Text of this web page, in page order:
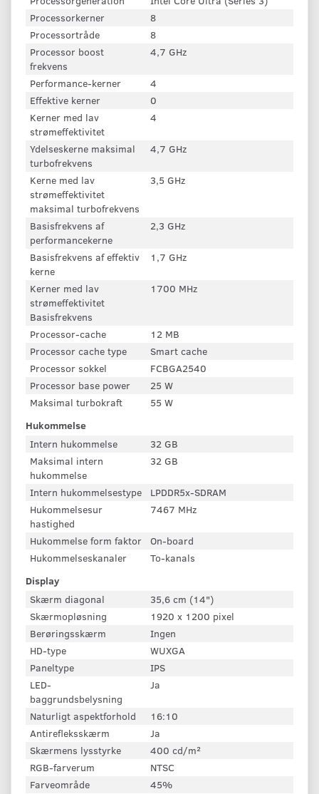
Processorkerner
8
Processortråde
8
Processor boost
frekvens
4,7 GHz
Performance-kerner
4
Effektive kerner
0
Kerner med lav
strømeffektivitet
4
Ydelseskerne maksimal
turbofrekvens
4,7 GHz
Kerne med lav
strømeffektivitet
maksimal turbofrekvens
3,5 GHz
Basisfrekvens af
performancekerne
2,3 GHz
Basisfrekvens af effektiv
kerne
1,7 GHz
Kerner med lav
strømeffektivitet
Basisfrekvens
1700 MHz
Processor-cache
12 MB
Processor cache type
Smart cache
Processor sokkel
FCBGA2540
Processor base power
25 W
Maksimal turbokraft
55 W
Hukommelse
Intern hukommelse
32 GB
Maksimal intern
hukommelse
32 GB
Intern hukommelsestype
LPDDR5x-SDRAM
Hukommelsesur
hastighed
7467 MHz
Hukommelse form faktor
On-board
Hukommelseskanaler
To-kanals
Display
Skærm diagonal
35,6 cm (14")
Skærmopløsning
1920 x 1200 pixel
Berøringsskærm
Ingen
HD-type
WUXGA
Paneltype
IPS
LED-
baggrundsbelysning
Ja
Naturligt aspektforhold
16:10
Antirefleksskærm
Ja
Skærmens lysstyrke
400 cd/m²
RGB-farverum
NTSC
Farveområde
45%